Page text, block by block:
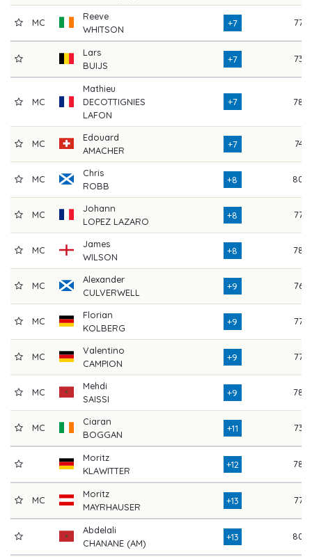
MC
Reeve
WHITSON
+7 77
Lars
BUIJS
+7 73
MC
Mathieu
DECOTTIGNIES
LAFON
+7 78
MC
Edouard
AMACHER
+7 74
MC
Chris
ROBB
+8 80
MC
Johann
LOPEZ LAZARO
+8 77
MC
James
WILSON
+8 78
MC
Alexander
CULVERWELL
+9 76
MC
Florian
KOLBERG
+9 77
MC
Valentino
CAMPION
+9 77
MC
Mehdi
SAISSI
+9 78
MC
Ciaran
BOGGAN
+11 73
Moritz
KLAWITTER
+12 78
MC
Moritz
MAYRHAUSER
+13 77
Abdelali
CHANANE (AM)
+13 80